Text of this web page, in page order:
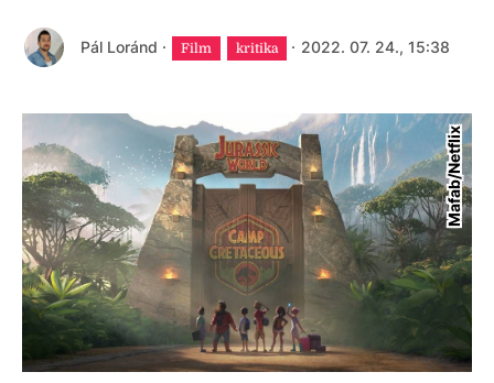
Pál Loránd · Film kritika · 2022. 07. 24., 15:38
Mafab/Netflix